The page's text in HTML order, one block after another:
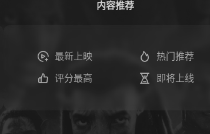
内容推荐
最新上映 热门推荐
评分最高 即将上线